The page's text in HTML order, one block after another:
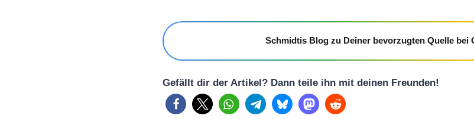
Schmidtis Blog zu Deiner bevorzugten Quelle bei
Gefällt dir der Artikel? Dann teile ihn mit deinen Freunden!